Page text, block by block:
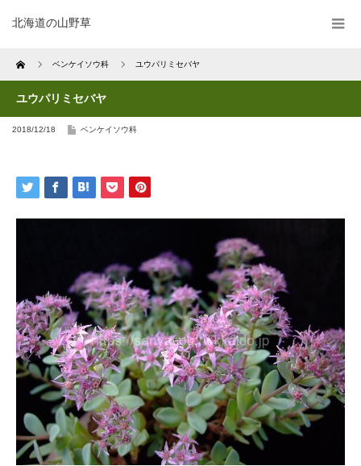
北海道の山野草
Home ベンケイソウ科 ユウパリミセバヤ
ユウパリミセバヤ
2018/12/18 ベンケイソウ科